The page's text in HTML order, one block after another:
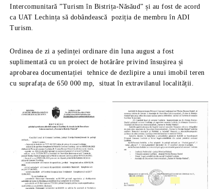
Intercomunitară ”Turism în Bistrița-Năsăud” și au fost de acord
ca UAT Lechința să dobândească poziția de membru în ADI
Turism.
Ordinea de zi a ședinței ordinare din luna august a fost
suplimentată cu un proiect de hotărâre privind însușirea și
aprobarea documentației tehnice de dezlipire a unui imobil teren
cu suprafața de 650 000 mp, situat în extravilanul localității.